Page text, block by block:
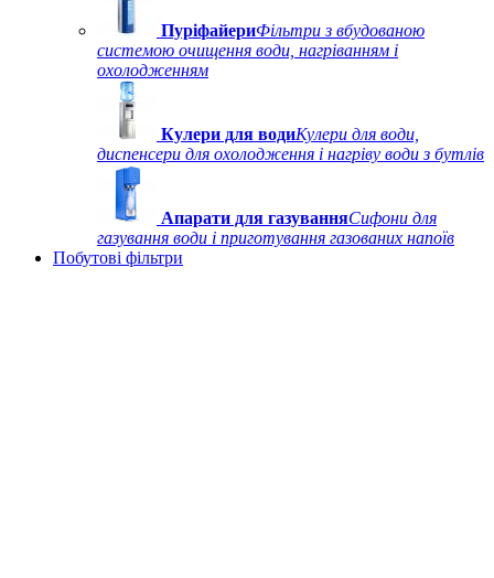
ПуріфайериФільтри з вбудованою
системою очищення води, нагріванням і
охолодженням
Кулери для водиКулери для води,
диспенсери для охолодження і нагріву води з бутлів
Апарати для газуванняСифони для
газування води і приготування газованих напоїв
Побутові фільтри